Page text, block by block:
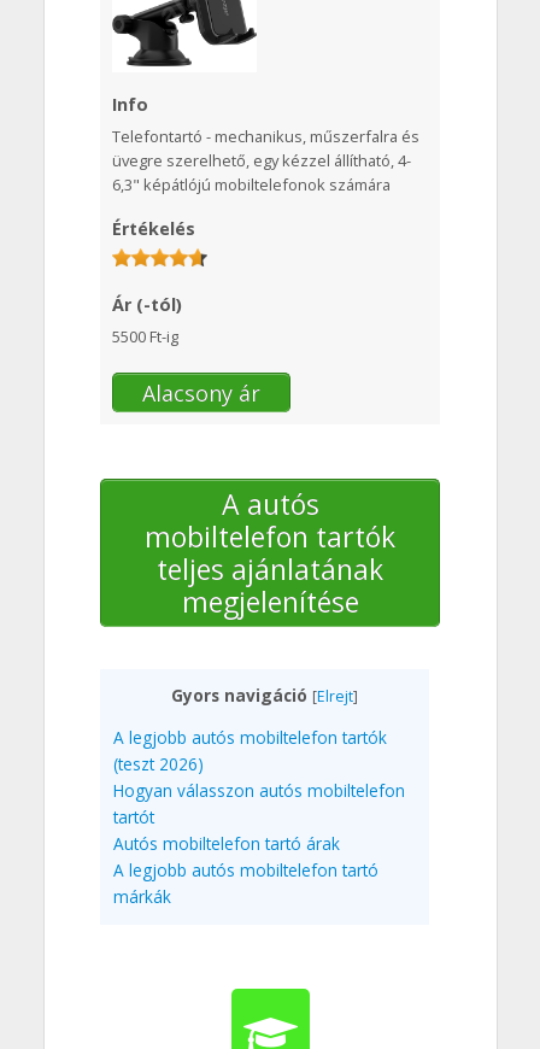
Info
Telefontartó - mechanikus, műszerfalra és
üvegre szerelhető, egy kézzel állítható, 4-
6,3" képátlójú mobiltelefonok számára
Értékelés
Ár (-tól)
5500 Ft-ig
Alacsony ár
A autós
mobiltelefon tartók
teljes ajánlatának
megjelenítése
Gyors navigáció [Elrejt]
A legjobb autós mobiltelefon tartók
(teszt 2026)
Hogyan válasszon autós mobiltelefon
tartót
Autós mobiltelefon tartó árak
A legjobb autós mobiltelefon tartó
márkák